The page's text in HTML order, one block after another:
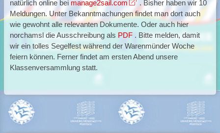
natürlich online bei manage2sail.com
. Bisher haben wir 10
Meldungen. Unter Bekanntmachungen findet man dort auch
wie gewohnt alle relevanten Dokumente. Oder auch hier
norchamsl die Ausschreibung als PDF . Bitte melden, damit
wir ein tolles Segelfest während der Warenmünder Woche
feiern können. Ferner findet am ersten Abend unsere
Klassenversammlung statt.